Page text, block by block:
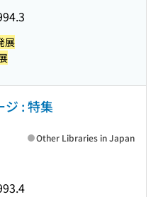
展
ジ : 特集
Other Libraries in Japan